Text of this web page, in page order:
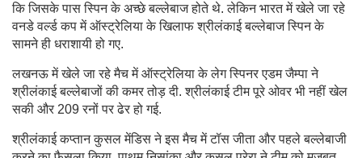
कि जिसके पास स्पिन के अच्छे बल्लेबाज होते थे. लेकिन भारत में खेले जा रहे
वनडे वर्ल्ड कप में ऑस्ट्रेलिया के खिलाफ श्रीलंकाई बल्लेबाज स्पिन के
सामने ही धराशायी हो गए.
लखनऊ में खेले जा रहे मैच में ऑस्ट्रेलिया के लेग स्पिनर एडम जैम्पा ने
श्रीलंकाई बल्लेबाजों की कमर तोड़ दी. श्रीलंकाई टीम पूरे ओवर भी नहीं खेल
सकी और 209 रनों पर ढेर हो गई.
श्रीलंकाई कप्तान कुसल मेंडिस ने इस मैच में टॉस जीता और पहले बल्लेबाजी